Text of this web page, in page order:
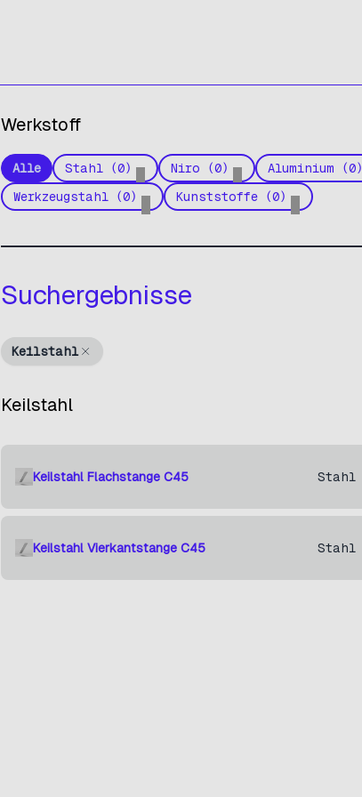
Werkstoff
Alle Stahl (0) Niro (0) Aluminium (0)
Werkzeugstahl (0)
Kunststoffe (0)
Suchergebnisse
Keilstahl
Keilstahl
Keilstahl Flachstange C45 Stahl
Keilstahl Vierkantstange C45 Stahl